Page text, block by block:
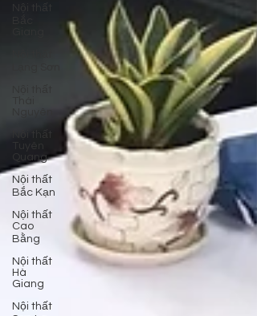
Quang
Nội thất
Bắc Kạn
Nội thất
Cao
Bằng
Nội thất
Hà
Giang
Nội thất